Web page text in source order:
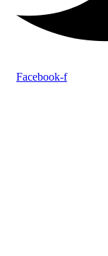
Facebook-f